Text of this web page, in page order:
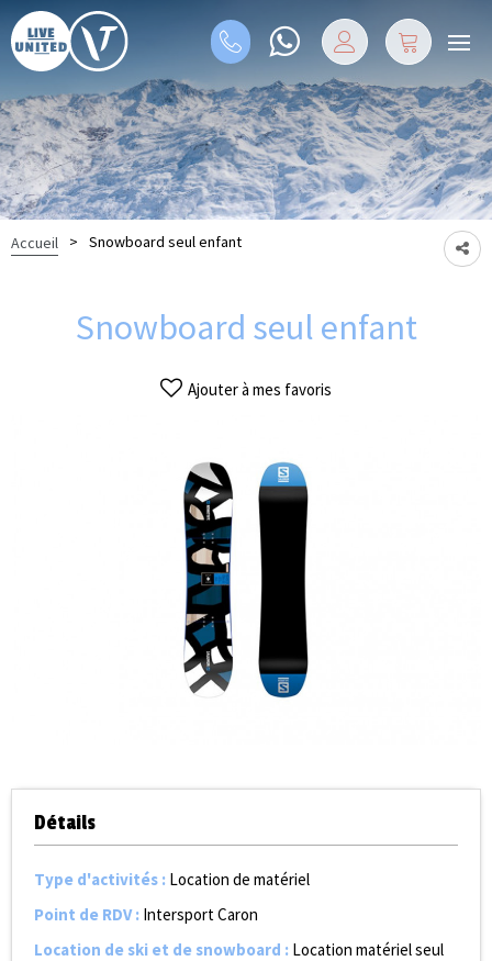
Accueil > Snowboard seul enfant
Snowboard seul enfant
Ajouter à mes favoris
Détails
Type d'activités : Location de matériel
Point de RDV: Intersport Caron
Location de ski et de snowboard : Location matériel seul